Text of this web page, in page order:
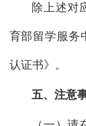
除上述对
育部留学服务
认证书》。
五、注意